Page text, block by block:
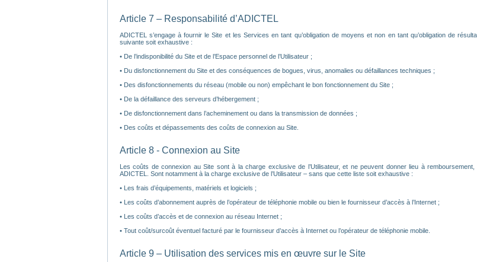
Article 7 – Responsabilité d’ADICTEL
ADICTEL s’engage à fournir le Site et les Services en tant qu’obligation de moyens et non en tant qu’obligation de
suivante soit exhaustive :
• De l’indisponibilité du Site et de l’Espace personnel de l’Utilisateur ;
• Du disfonctionnement du Site et des conséquences de bogues, virus, anomalies ou défaillances techniques ;
• Des disfonctionnements du réseau (mobile ou non) empêchant le bon fonctionnement du Site ;
• De la défaillance des serveurs d’hébergement ;
• De disfonctionnement dans l’acheminement ou dans la transmission de données ;
• Des coûts et dépassements des coûts de connexion au Site.
Article 8 - Connexion au Site
Les coûts de connexion au Site sont à la charge exclusive de l’Utilisateur, et ne peuvent donner lieu à
ADICTEL. Sont notamment à la charge exclusive de l’Utilisateur – sans que cette liste soit exhaustive :
• Les frais d’équipements, matériels et logiciels ;
• Les coûts d’abonnement auprès de l’opérateur de téléphonie mobile ou bien le fournisseur d’accès à l’Internet ;
• Les coûts d’accès et de connexion au réseau Internet ;
• Tout coût/surcoût éventuel facturé par le fournisseur d’accès à Internet ou l’opérateur de téléphonie mobile.
Article 9 – Utilisation des services mis en œuvre sur le Site